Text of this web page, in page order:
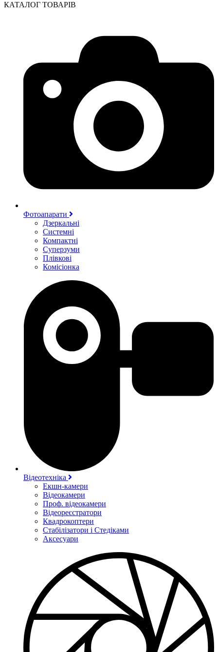
КАТАЛОГ ТОВАРІВ
Фотоапарати
Дзеркальні
Системні
Компактні
Суперзуми
Плівкові
Комісіонка
Відеотехніка
Екшн-камери
Відеокамери
Проф. відеокамери
Відеореєстратори
Квадрокоптери
Стабілізатори і Стедіками
Аксесуари